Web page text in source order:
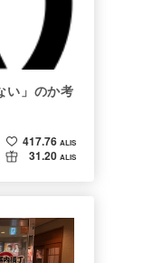
い」のか考
417.76 ALIS
31.20 ALIS